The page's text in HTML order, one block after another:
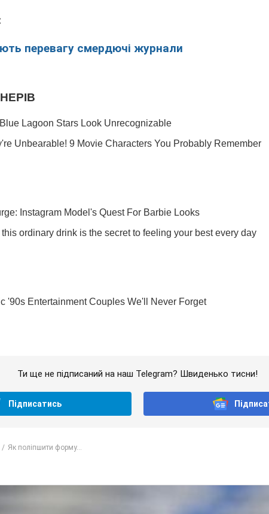
перевагу смердючі журнали
Ти ще не підписаний на наш Telegram? Швиденько тисни!
Підписатись
Як поліпшити форму...